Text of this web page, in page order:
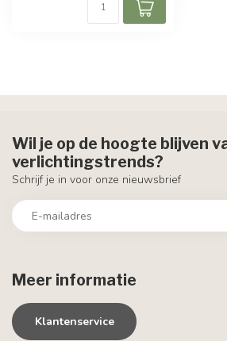
Meer informatie
Klantenservice
Wil je op de hoogte blijven
verlichtingstrends?
Schrijf je in voor onze nieuwsbrief